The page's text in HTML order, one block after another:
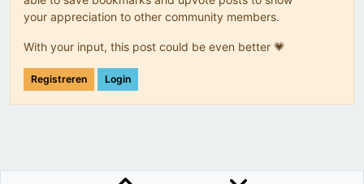
your appreciation to other community members.
With your input, this post could be even better 💗
Registreren Login